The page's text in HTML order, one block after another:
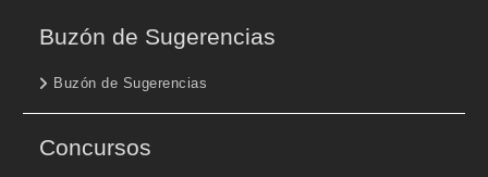
Buzón de Sugerencias
Buzón de Sugerencias
Concursos